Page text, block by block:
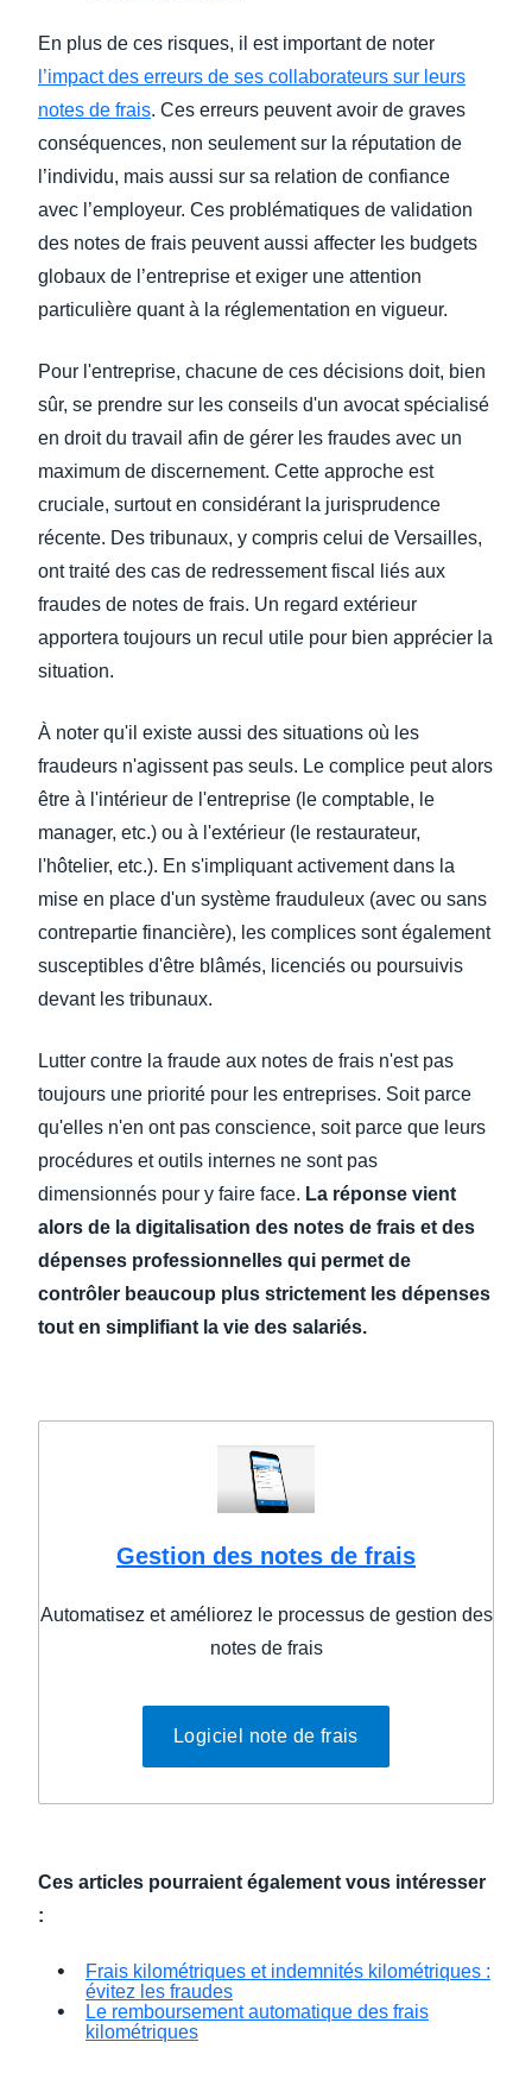
En plus de ces risques, il est important de noter
l’impact des erreurs de ses collaborateurs sur leurs
notes de frais. Ces erreurs peuvent avoir de graves
conséquences, non seulement sur la réputation de
l’individu, mais aussi sur sa relation de confiance
avec l’employeur. Ces problématiques de validation
des notes de frais peuvent aussi affecter les budgets
globaux de l’entreprise et exiger une attention
particulière quant à la réglementation en vigueur.
Pour l'entreprise, chacune de ces décisions doit, bien
sûr, se prendre sur les conseils d'un avocat spécialisé
en droit du travail afin de gérer les fraudes avec un
maximum de discernement. Cette approche est
cruciale, surtout en considérant la jurisprudence
récente. Des tribunaux, y compris celui de Versailles,
ont traité des cas de redressement fiscal liés aux
fraudes de notes de frais. Un regard extérieur
apportera toujours un recul utile pour bien apprécier la
situation.
À noter qu'il existe aussi des situations où les
fraudeurs n'agissent pas seuls. Le complice peut alors
être à l'intérieur de l'entreprise (le comptable, le
manager, etc.) ou à l'extérieur (le restaurateur,
l'hôtelier, etc.). En s'impliquant activement dans la
mise en place d'un système frauduleux (avec ou sans
contrepartie financière), les complices sont également
susceptibles d'être blâmés, licenciés ou poursuivis
devant les tribunaux.
Lutter contre la fraude aux notes de frais n'est pas
toujours une priorité pour les entreprises. Soit parce
qu'elles n'en ont pas conscience, soit parce que leurs
procédures et outils internes ne sont pas
dimensionnés pour y faire face. La réponse vient
alors de la digitalisation des notes de frais et des
dépenses professionnelles qui permet de
contrôler beaucoup plus strictement les dépenses
tout en simplifiant la vie des salariés.
Gestion des notes de frais
Automatisez et améliorez le processus de gestion des
notes de frais
Logiciel note de frais
Ces articles pourraient également vous intéresser
:
Frais kilométriques et indemnités kilométriques :
évitez les fraudes
Le remboursement automatique des frais
kilométriques